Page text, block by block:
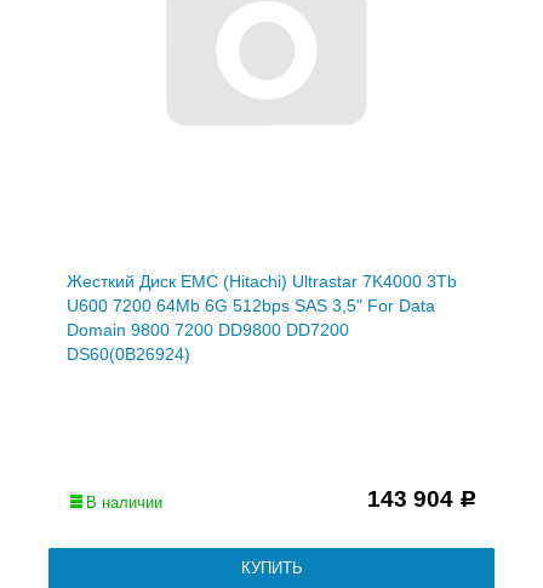
Жесткий Диск EMC (Hitachi) Ultrastar 7K4000 3Tb
U600 7200 64Mb 6G 512bps SAS 3,5" For Data
Domain 9800 7200 DD9800 DD7200
DS60(0B26924)
В наличии 143 904 Р